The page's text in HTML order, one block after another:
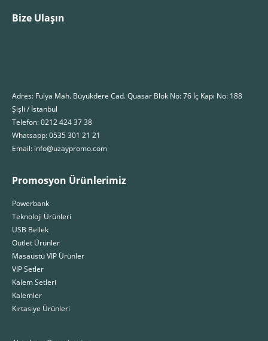
Bize Ulaşın
Adres: Fulya Mah. Büyükdere Cad. Quasar Blok No: 76 İç Kapı No: 188
Şişli / İstanbul
Telefon: 0212 424 37 38
Whatsapp: 0535 301 21 21
Email: info@uzaypromo.com
Promosyon Ürünlerimiz
Powerbank
Teknoloji Ürünleri
USB Bellek
Outlet Ürünler
Masaüstü VIP Ürünler
VIP Setler
Kalem Setleri
Kalemler
Kırtasiye Ürünleri